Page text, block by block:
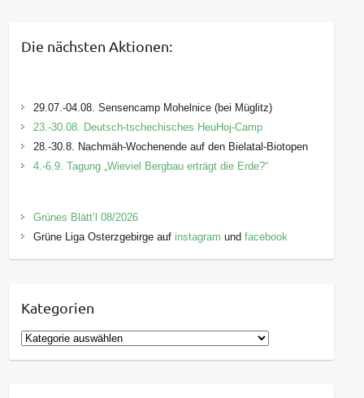
Die nächsten Aktionen:
29.07.-04.08. Sensencamp Mohelnice (bei Müglitz)
23.-30.08. Deutsch-tschechisches HeuHoj-Camp
28.-30.8. Nachmäh-Wochenende auf den Bielatal-Biotopen
4.-6.9. Tagung „Wieviel Bergbau erträgt die Erde?“
Grünes Blätt’l 08/2026
Grüne Liga Osterzgebirge auf instagram undfacebook
Kategorien
K
a